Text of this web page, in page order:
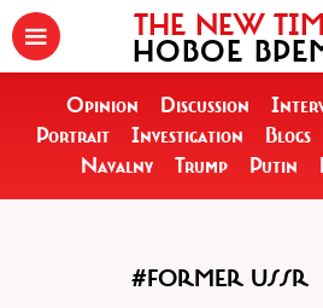
THE NEW
НОВОЕ
Opinion Discussion
Portrait
Investigation Blogs
Navalny
Trump Putin
#FORMER USSR